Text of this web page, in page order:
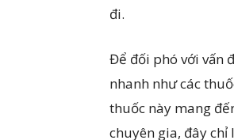
đi.
Để đối phó với vấn
nhanh như các
thuốc này mang
chuyên gia, đây